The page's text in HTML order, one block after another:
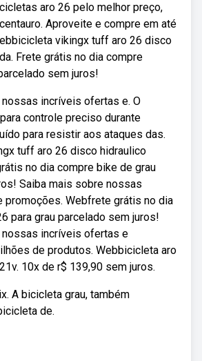
aro 26 pelo melhor preço,
Aproveite e compre em até
vikingx tuff aro 26 disco
Frete grátis no dia compre
sem juros!
incríveis ofertas e. O
controle preciso durante
para resistir aos ataques das.
tuff aro 26 disco hidraulico
no dia compre bike de grau
Saiba mais sobre nossas
promoções. Webfrete grátis no dia
para grau parcelado sem juros!
incríveis ofertas e
de produtos. Webbicicleta aro
10x de r$ 139,90 sem juros.
A bicicleta grau, também
de.